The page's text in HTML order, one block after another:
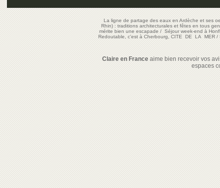
La ligne de partage des eaux en Ardèche et ses
Rhin) : traditions architecturales et fêtes en tous
mérite bien une escapade/Séjour week-end à
Redoutable, c'est à Cherbourg, CITE DE LA MER/
Claire en Franceaime bien recevoir vos
espaces